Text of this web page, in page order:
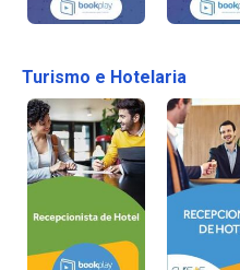
Turismo e Hotelaria